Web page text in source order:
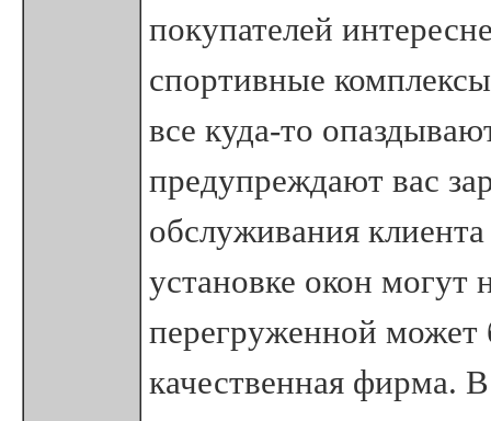
покупателей
спортивные
все куда-то
предупреждают вас
обслуживания
установке окон могут
перегруженной может
качественная фирма.